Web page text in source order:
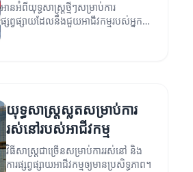
អានអំពីយុទ្ធសាស្ត្រថ្មីៗសម្រាប់ការ
ផ្សព្វផ្សាយដែលនឹងជួយអាជីវកម្មរបស់អ្នក
យុទ្ធសាស្ត្រស្លតសម្រាប់ការ
រស់នៅរបស់អាជីវកម្ម
វិធីសាស្រ្តជាច្រើនសម្រាប់ការរស់នៅ និង
ការផ្សព្វផ្សាយអាជីវកម្មឲ្យមានប្រសិទ្ធភាព។